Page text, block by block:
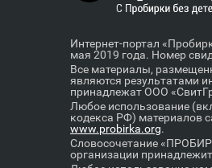
Интернет-портал
мая 2019 года. Номер
Все материалы,
являются результатами
принадлежат ООО
Любое использование
кодекса РФ) материалов
www.probirka.org.
Словосочетание
организации